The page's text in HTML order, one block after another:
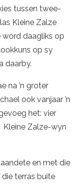
tussen twee-
Kleine Zalze
word daagliks op
op sy
daarby.
na ’n groter
ook vanjaar ’n
het: vier
Kleine Zalze-wyn
en met die
terras buite